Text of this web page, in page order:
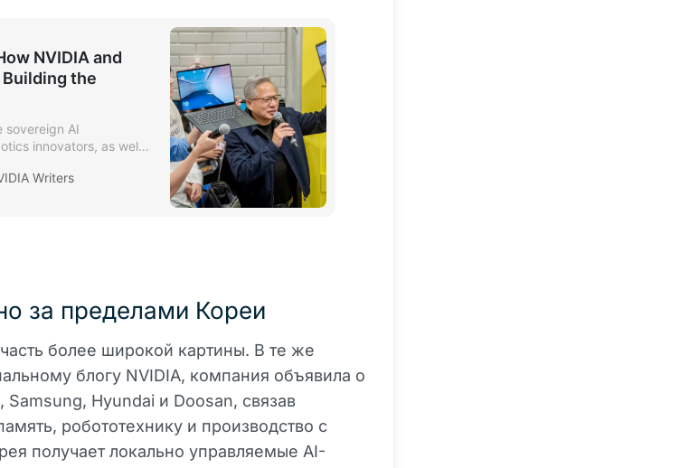
NVIDIA and
Building the
sovereign AI
innovators, as well
is one of the world's
Writers
за пределами Кореи
более широкой картины. В те же
блогу NVIDIA, компания объявила о
Samsung, Hyundai и Doosan, связав
робототехнику и производство с
получает локально управляемые AI-